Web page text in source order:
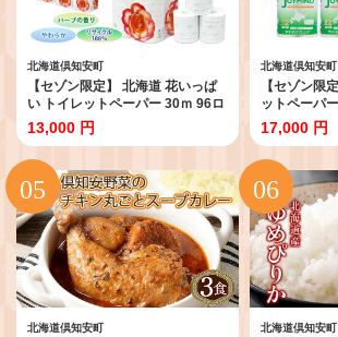
北海道倶知安町
【セゾン限定】 北海道 花いっぱ
い トイレットペーパー 30ｍ 96ロ
ール ダブル 全18種 花柄 プリント
ハーブ 香り付き まとめ買い トイ
レ ペーパー 日用雑貨 消耗品 備蓄
リサイクル ティッシュ ペーパー
防災 常備品 日用品 北海道 倶知安
13,000 円
北海道倶知安町
【セゾン限
ットペーパ
ングル 129
ル (12ロール
110m 日用
とめ買い 防
備蓄 大容量
17,000 円
北海道倶知安町 北海道倶知安町